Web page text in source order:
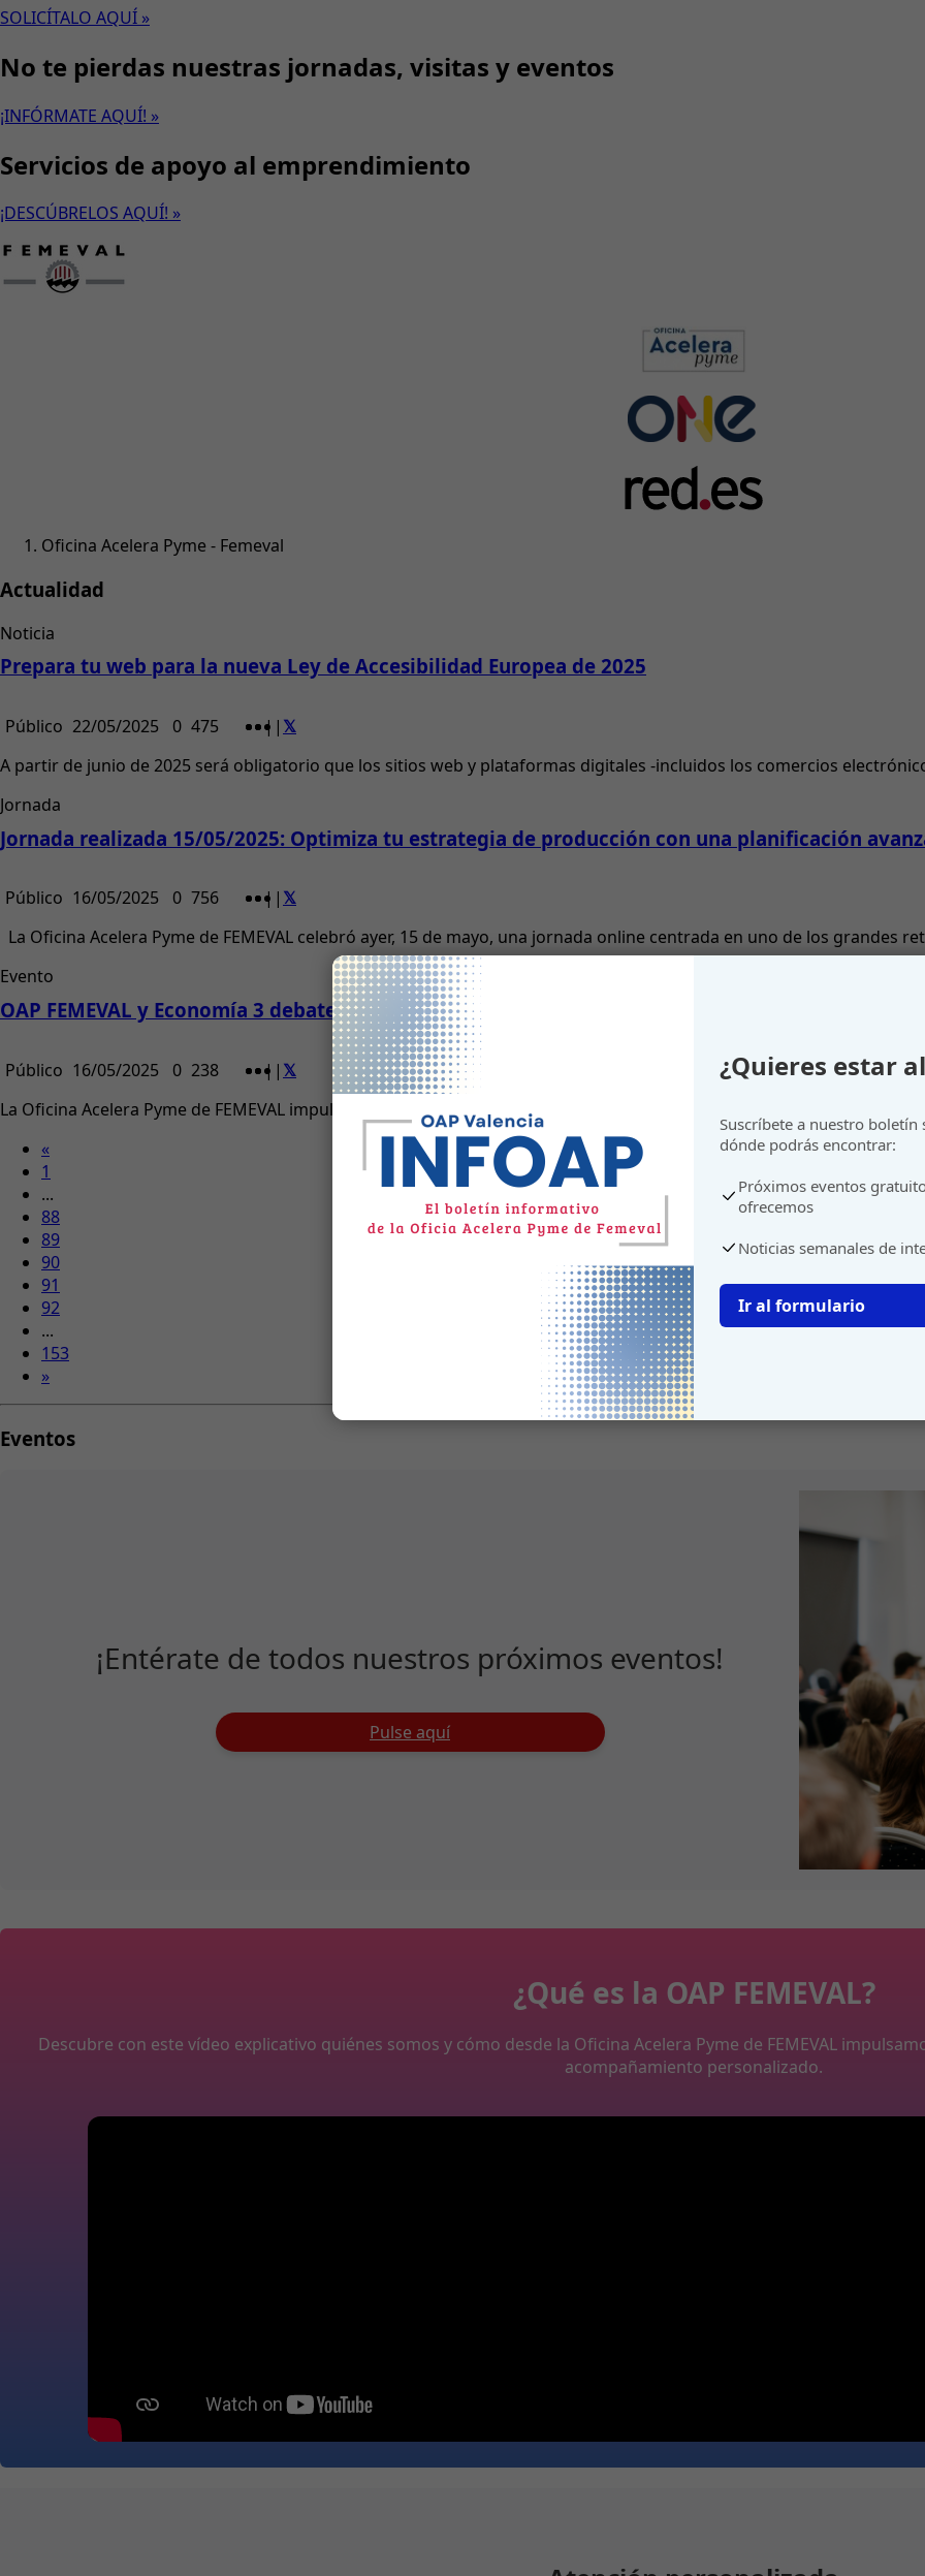
SOLICÍTALO AQUÍ »
No te pierdas nuestras jornadas, visitas y eventos
¡INFÓRMATE AQUÍ! »
Servicios de apoyo al emprendimiento
¡DESCÚBRELOS AQUÍ! »
Oficina Acelera Pyme - Femeval
Actualidad
Noticia
Prepara tu web para la nueva Ley de Accesibilidad Europea de 2025
Público 22/05/2025 0 475 | |
A partir de junio de 2025 será obligatorio que los sitios web y plataformas digitales -incluidos los comercios
Jornada
Jornada realizada 15/05/2025: Optimiza tu estrategia de producción con una planificación
Público 16/05/2025 0 756 | |
La Oficina Acelera Pyme de FEMEVAL celebró ayer, 15 de mayo, una jornada online centrada en uno de los
Evento
OAP FEMEVAL y Economía 3 debaten el futuro industrial con SmartMachine
Público 16/05/2025 0 238 | |
La Oficina Acelera Pyme de FEMEVAL impulsa el debate sobre Industria 5.0 en la jornada “SmartMachine y el futuro
«
1
...
88
89
90
91
92
...
153
»
Eventos
¡Entérate de todos nuestros próximos eventos!
Pulse aquí
¿Qué es la OAP FEMEVAL?
Descubre con este vídeo explicativo quiénes somos y cómo desde la Oficina Acelera Pyme de FEMEVAL
acompañamiento personalizado.
¿Quieres estar
Suscríbete a nuestro boletín
dónde podrás encontrar:
Próximos eventos
ofrecemos
Noticias semanales de
Ir al formulario